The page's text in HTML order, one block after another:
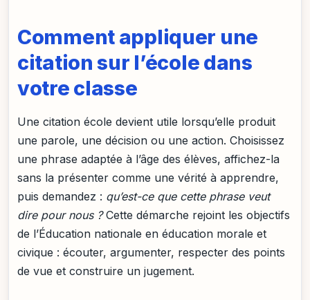
Comment appliquer une
citation sur l’école dans
votre classe
Une citation école devient utile lorsqu’elle produit
une parole, une décision ou une action. Choisissez
une phrase adaptée à l’âge des élèves, affichez-la
sans la présenter comme une vérité à apprendre,
puis demandez : qu’est-ce que cette phrase veut
dire pour nous ?Cette démarche rejoint les objectifs
de l’Éducation nationale en éducation morale et
civique : écouter, argumenter, respecter des points
de vue et construire un jugement.